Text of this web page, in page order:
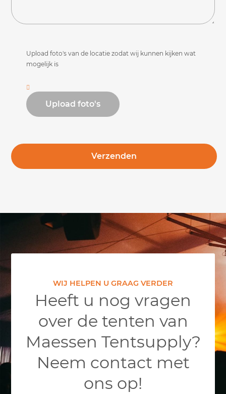
Upload foto's van de locatie zodat wij kunnen kijken wat
mogelijk is
WIJ HELPEN U GRAAG VERDER
Heeft u nog vragen
over de tenten van
Maessen Tentsupply?
Neem contact met
ons op!